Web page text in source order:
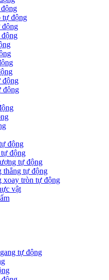
tự động
động
động
động
động
động
tự động
thẳng tự động
xoay tròn tự động
vật
tự động